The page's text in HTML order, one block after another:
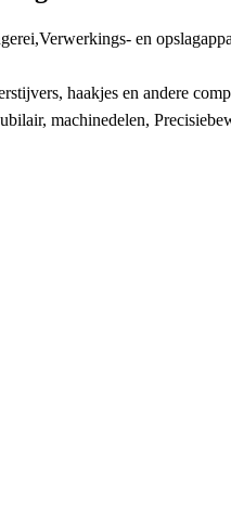
en
haakjes en andere
machinedelen,